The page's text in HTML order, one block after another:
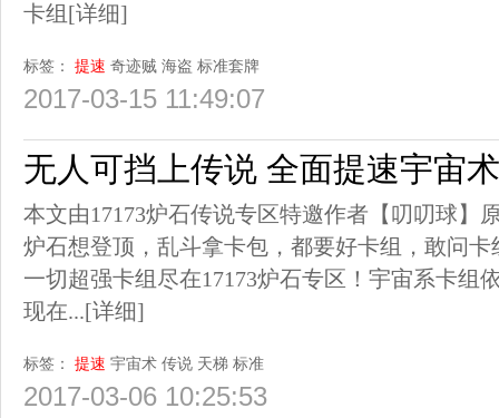
卡组 [详细]
标签： 提速 奇迹贼 海盗 标准套牌
2017-03-15 11:49:07
无人可挡上传说 全面提速宇宙
本文由17173炉石传说专区特邀作者【叨叨球】
炉石想登顶，乱斗拿卡包，都要好卡组，敢问卡
一切超强卡组尽在17173炉石专区！宇宙系卡组
现在...[详细]
标签： 提速 宇宙术 传说 天梯 标准
2017-03-06 10:25:53